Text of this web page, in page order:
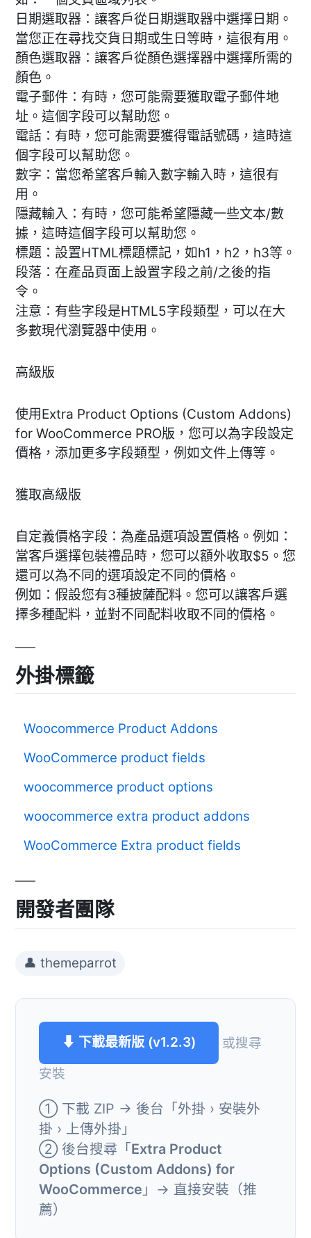
日期選取器：讓客戶從日期選取器中選擇日期。
當您正在尋找交貨日期或生日等時，這很有用。
顏色選取器：讓客戶從顏色選擇器中選擇所需的
顏色。
電子郵件：有時，您可能需要獲取電子郵件地
址。這個字段可以幫助您。
電話：有時，您可能需要獲得電話號碼，這時這
個字段可以幫助您。
數字：當您希望客戶輸入數字輸入時，這很有
用。
隱藏輸入：有時，您可能希望隱藏一些文本/數
據，這時這個字段可以幫助您。
標題：設置HTML標題標記，如h1，h2，h3等。
段落：在產品頁面上設置字段之前/之後的指
令。
注意：有些字段是HTML5字段類型，可以在大
多數現代瀏覽器中使用。
高級版
使用Extra Product Options (Custom Addons)
for WooCommerce PRO版，您可以為字段設定
價格，添加更多字段類型，例如文件上傳等。
獲取高級版
自定義價格字段：為產品選項設置價格。例如：
當客戶選擇包裝禮品時，您可以額外收取$5。您
還可以為不同的選項設定不同的價格。
例如：假設您有3種披薩配料。您可以讓客戶選
擇多種配料，並對不同配料收取不同的價格。
外掛標籤
Woocommerce Product Addons
WooCommerce product fields
woocommerce product options
woocommerce extra product addons
WooCommerce Extra product fields
開發者團隊
👤 themeparrot
⬇ 下載最新版 (v1.2.3)
或搜尋
安裝
① 下載 ZIP → 後台「外掛 › 安裝外
掛 › 上傳外掛」
② 後台搜尋「Extra Product
Options (Custom Addons) for
WooCommerce 」→ 直接安裝（推
薦）